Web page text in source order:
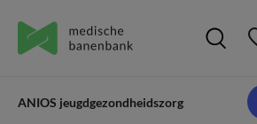
ANIOS jeugdgezondheidszorg